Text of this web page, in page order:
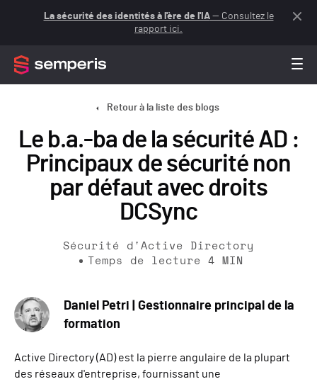
La sécurité des identités à l'ère de l'IA— Consultez le
rapport ici.
Retour à la liste des blogs
Le b.a.-ba de la sécurité AD :
Principaux de sécurité non
par défaut avec droits
DCSync
Sécurité d'Active Directory
Temps de lecture
4 MIN
Daniel Petri | Gestionnaire principal de la
formation
Active Directory (AD) est la pierre angulaire de la plupart
des réseaux d'entreprise, fournissant une